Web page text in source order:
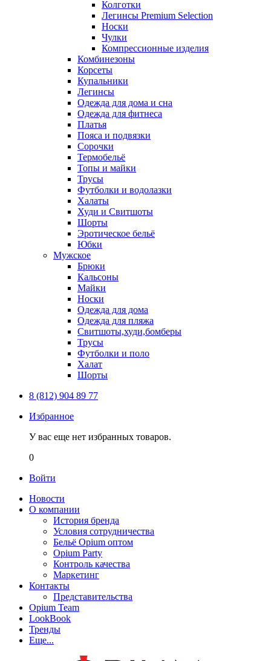
Колготки
Легинсы Premium Selection
Носки
Чулки
Компрессионные изделия
Комбинезоны
Корсеты
Купальники
Легинсы
Одежда для дома и сна
Одежда для фитнеса
Платья
Пояса и подвязки
Сорочки
Термобельё
Топы и майки
Трусы
Футболки и водолазки
Халаты
Худи и Свитшоты
Шорты
Эротическое бельё
Юбки
Мужское
Брюки
Кальсоны
Майки
Носки
Одежда для дома
Одежда для пляжа
Свитшоты,худи,бомберы
Трусы
Футболки и поло
Халат
Шорты
8 (812) 904 89 77
Избранное
У вас еще нет избранных товаров.
0
Войти
Новости
О компании
История бренда
Условия сотрудничества
Бельё Opium оптом
Opium Party
Контроль качества
Маркетинг
Контакты
Представительства
Opium Team
LookBook
Тренды
Еще...